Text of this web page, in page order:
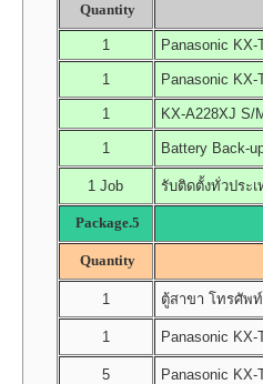
Quantity
1 Panasonic
1 Panasonic
1 KX-A228XJ S/
1 Battery Back-
1 Job รับติดตั้งทั่วประ
Package.5
Quantity
1 ตู้สาขา โทรศัพท์
1 Panasonic
5 Panasonic